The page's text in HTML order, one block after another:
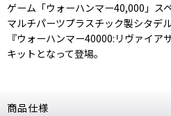
ゲーム「ウォーハンマー40,000」ス
マルチパーツプラスチック製シタデ
『ウォーハンマー40000:リヴァイア
キットとなって登場。
商品仕様